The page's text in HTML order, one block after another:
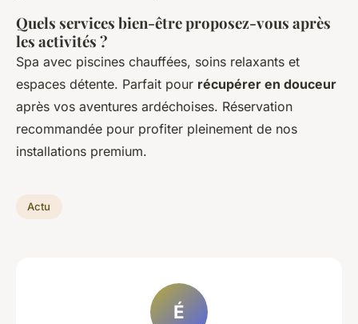
Quels services bien-être proposez-vous après
les activités ?
Spa avec piscines chauffées, soins relaxants et
espaces détente. Parfait pour récupérer en douceur
après vos aventures ardéchoises. Réservation
recommandée pour profiter pleinement de nos
installations premium.
Actu
É